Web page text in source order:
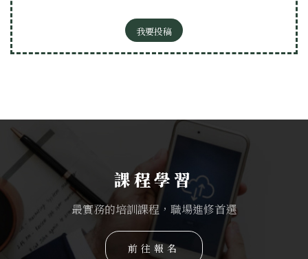
我要投稿
課程學習
最實務的培訓課程，職場進修首選
前往報名